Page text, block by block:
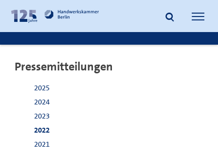
Inhalt
springen
Fußzeile
springen
Suche
Pressemitteilungen
2025
2024
2023
2022
2021